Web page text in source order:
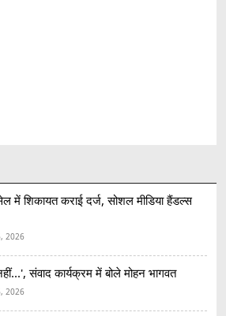
में शिकायत कराई दर्ज, सोशल मीडिया हैंडल्स
2026
संवाद कार्यक्रम में बोले मोहन भागवत
2026